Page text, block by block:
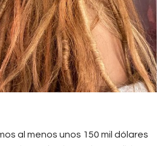
al menos unos 150 mil dólares